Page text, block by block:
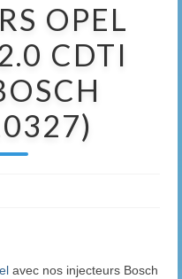
OPEL
CDTI
avec nos injecteurs Bosch